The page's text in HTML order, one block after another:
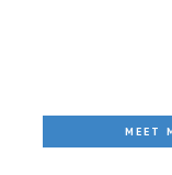
MEET